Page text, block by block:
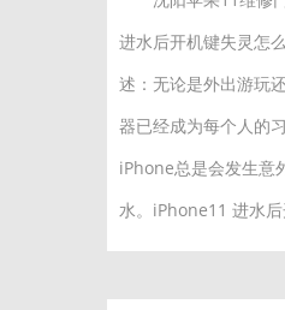
进水后开机键失灵
述：无论是外出游玩
器已经成为每个人的
iPhone总是会发生意
水。iPhone11 进水